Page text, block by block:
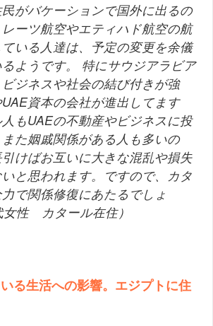
がバケーションで国外に出るの
ーツ航空やエティハド航空の航
いる人達は、予定の変更を余儀
ようです。 特にサウジアラビア
ジネスや社会の結び付きが強
UAE資本の会社が進出してます
もUAEの不動産やビジネスに投
た姻戚関係がある人も多いの
けばお互いに大きな混乱や損失
と思われます。ですので、カタ
で関係修復にあたるでしょ
性 カタール在住）
る生活への影響。エジプトに住